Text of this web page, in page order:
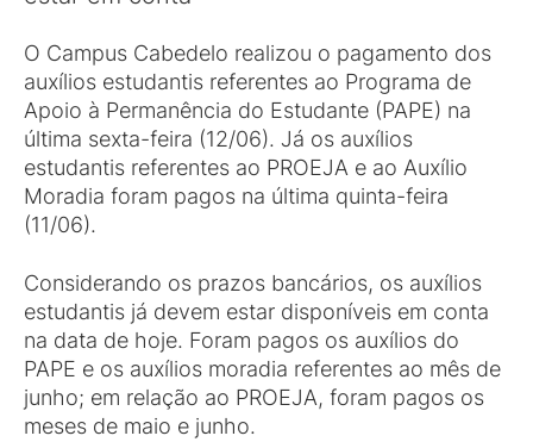
O Campus Cabedelo realizou o pagamento dos
auxílios estudantis referentes ao Programa de
Apoio à Permanência do Estudante (PAPE) na
última sexta-feira (12/06). Já os auxílios
estudantis referentes ao PROEJA e ao Auxílio
Moradia foram pagos na última quinta-feira
(11/06).
Considerando os prazos bancários, os auxílios
estudantis já devem estar disponíveis em conta
na data de hoje. Foram pagos os auxílios do
PAPE e os auxílios moradia referentes ao mês de
junho; em relação ao PROEJA, foram pagos os
meses de maio e junho.